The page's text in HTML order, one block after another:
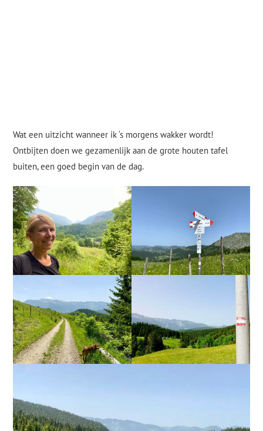
Wat een uitzicht wanneer ik ‘s morgens wakker wordt!
Ontbijten doen we gezamenlijk aan de grote houten tafel
buiten, een goed begin van de dag.